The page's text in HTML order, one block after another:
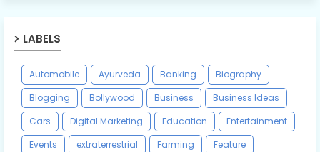
LABELS
Automobile Ayurveda Banking
Biography
Blogging
Bollywood Business
Business Ideas
Cars
Digital Marketing Education
Entertainment
Events
extraterrestrial Farming
Feature